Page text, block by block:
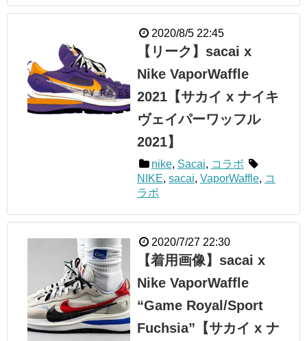
2020/8/5 22:45
【リーク】sacai x
Nike VaporWaffle
2021【サカイ x ナイキ
ヴェイパーワッフル
2021】
nike, Sacai, コラボ
NIKE, sacai, VaporWaffle, コ
ラボ
2020/7/27 22:30
【着用画像】sacai x
Nike VaporWaffle
“Game Royal/Sport
Fuchsia”【サカイ x ナ